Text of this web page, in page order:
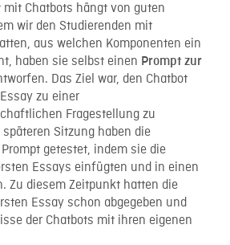
mit Chatbots hängt von guten
wir den Studierenden mit
aus welchen Komponenten ein
haben sie selbst einen Prompt zur
Das Ziel war, den Chatbot
zu einer
Fragestellung zu
Sitzung haben die
getestet, indem sie die
Essays einfügten und in einen
Zu diesem Zeitpunkt hatten die
Essay schon abgegeben und
der Chatbots mit ihren eigenen